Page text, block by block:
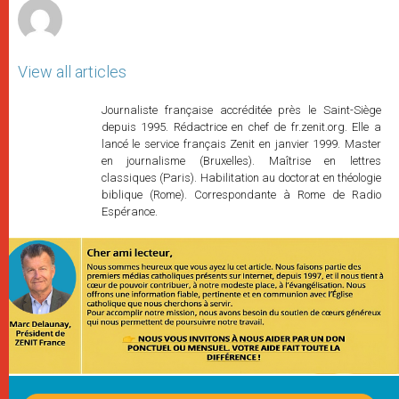
View all articles
Journaliste française accréditée près le Saint-Siège
depuis 1995. Rédactrice en chef de fr.zenit.org. Elle a
lancé le service français Zenit en janvier 1999. Master
en journalisme (Bruxelles). Maîtrise en lettres
classiques (Paris). Habilitation au doctorat en théologie
biblique (Rome). Correspondante à Rome de Radio
Espérance.